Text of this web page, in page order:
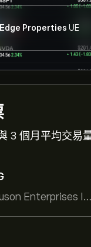
Properties UE
3 個月平均交易
Ferguson Enterprises Inc